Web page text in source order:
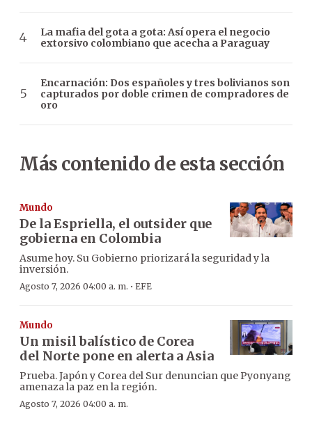
La mafia del gota a gota: Así opera el negocio
extorsivo colombiano que acecha a Paraguay
Encarnación: Dos españoles y tres bolivianos son
capturados por doble crimen de compradores de
oro
Más contenido de esta sección
Mundo
De la Espriella, el outsider que
gobierna en Colombia
Asume hoy. Su Gobierno priorizará la seguridad y la
inversión.
Agosto 7, 2026 04:00 a. m. · EFE
Mundo
Un misil balístico de Corea
del Norte pone en alerta a Asia
Prueba. Japón y Corea del Sur denuncian que Pyonyang
amenaza la paz en la región.
Agosto 7, 2026 04:00 a. m.